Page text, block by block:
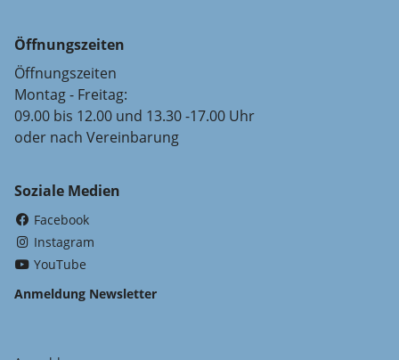
Öffnungszeiten
Öffnungszeiten
Montag - Freitag:
09.00 bis 12.00 und 13.30 -17.00 Uhr
oder nach Vereinbarung
Soziale Medien
Facebook
Instagram
YouTube
Anmeldung Newsletter